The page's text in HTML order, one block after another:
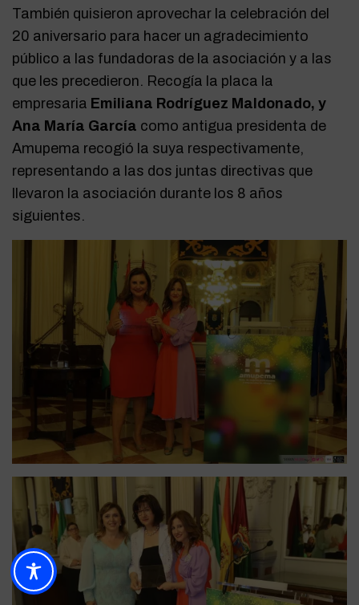
También quisieron aprovechar la celebración del
20 aniversario para hacer un agradecimiento
público a las fundadoras de la asociación y a las
que les precedieron. Recogía la placa la
empresaria Emiliana Rodríguez Maldonado, y
Ana María García como antigua presidenta de
Amupema recogió la suya respectivamente,
representando a las dos juntas directivas que
llevaron la asociación durante los 8 años
siguientes.